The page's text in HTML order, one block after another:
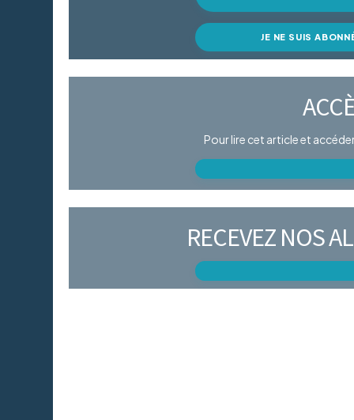
JE NE SUIS
Pour lire cet article et
RECEVEZ NOS